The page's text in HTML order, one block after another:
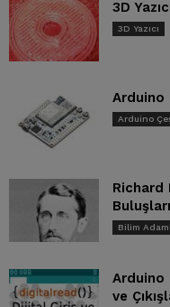
3D
3D Yazıcı
Arduino
Arduino
Richard
Buluşları
Bilim
Arduino
ve